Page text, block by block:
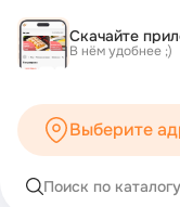
Скачайте
В нём удобнее ;)
Выберите
Поиск по каталогу
Крошка Енот Курган: